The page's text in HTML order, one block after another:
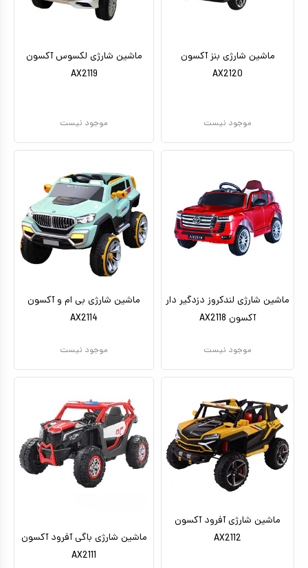
ماشین شارژی بنز آکسون
AX2120
موجود نیست
ماشین شارژی لکسوس آکسون
AX2119
موجود نیست
ماشین شارژی لندکروز دزدگیر دار
آکسون AX2118
موجود نیست
ماشین شارژی بی ام و آکسون
AX2114
موجود نیست
ماشین شارژی آفرود آکسون
AX2112
ماشین شارژی باگی آفرود آکسون
AX2111